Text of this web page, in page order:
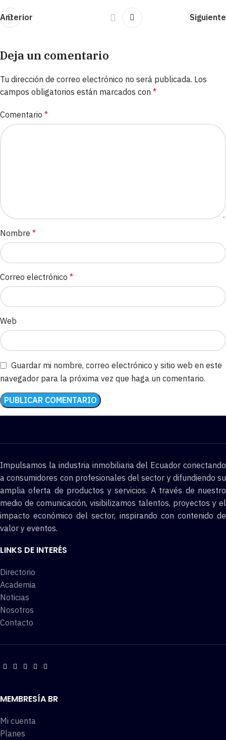
Anterior Siguiente
Deja un comentario
Tu dirección de correo electrónico no será publicada. Los
campos obligatorios están marcados con *
Comentario *
Nombre *
Correo electrónico *
Web
Guardar mi nombre, correo electrónico y sitio web en este
navegador para la próxima vez que haga un comentario.
Impulsamos la industria inmobiliaria del Ecuador conectando
a consumidores con profesionales del sector y difundiendo su
amplia oferta de productos y servicios. A través de nuestro
medio de comunicación, visibilizamos talentos, proyectos y el
impacto económico del sector, inspirando con contenido de
valor y eventos.
LINKS DE INTERÉS
Directorio
Academia
Noticias
Nosotros
Contacto
MEMBRESÍA BR
Mi cuenta
Planes